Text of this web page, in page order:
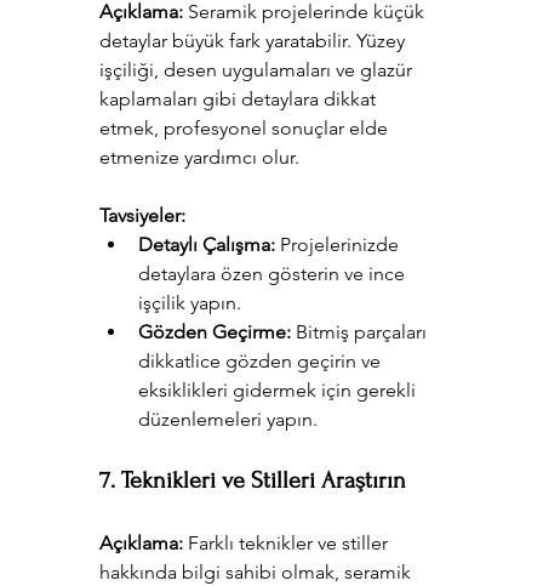
Açıklama: Seramik projelerinde küçük
detaylar büyük fark yaratabilir. Yüzey
işçiliği, desen uygulamaları ve glazür
kaplamaları gibi detaylara dikkat
etmek, profesyonel sonuçlar elde
etmenize yardımcı olur.
Tavsiyeler:
Detaylı Çalışma: Projelerinizde
detaylara özen gösterin ve ince
işçilik yapın.
Gözden Geçirme: Bitmiş parçaları
dikkatlice gözden geçirin ve
eksiklikleri gidermek için gerekli
düzenlemeleri yapın.
7. Teknikleri ve Stilleri Araştırın
Açıklama: Farklı teknikler ve stiller
hakkında bilgi sahibi olmak, seramik